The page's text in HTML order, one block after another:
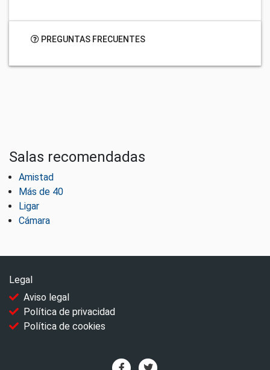
PREGUNTAS FRECUENTES
Salas recomendadas
Amistad
Más de 40
Ligar
Cámara
Legal
Aviso legal
Política de privacidad
Política de cookies